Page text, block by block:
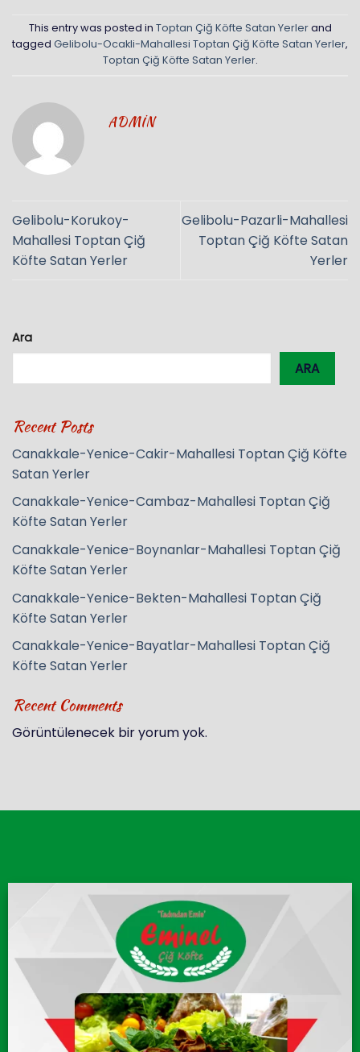
This entry was posted in Toptan Çiğ Köfte Satan Yerlerand
tagged Gelibolu-Ocakli-Mahallesi Toptan Çiğ Köfte Satan Yerler,
Toptan Çiğ Köfte Satan Yerler.
ADMIN
Gelibolu-Korukoy-
Mahallesi Toptan Çiğ
Köfte Satan Yerler
Gelibolu-Pazarli-Mahallesi
Toptan Çiğ Köfte Satan
Yerler
Ara
ARA
Recent Posts
Canakkale-Yenice-Cakir-Mahallesi Toptan Çiğ Köfte
Satan Yerler
Canakkale-Yenice-Cambaz-Mahallesi Toptan Çiğ
Köfte Satan Yerler
Canakkale-Yenice-Boynanlar-Mahallesi Toptan Çiğ
Köfte Satan Yerler
Canakkale-Yenice-Bekten-Mahallesi Toptan Çiğ
Köfte Satan Yerler
Canakkale-Yenice-Bayatlar-Mahallesi Toptan Çiğ
Köfte Satan Yerler
Recent Comments
Görüntülenecek bir yorum yok.